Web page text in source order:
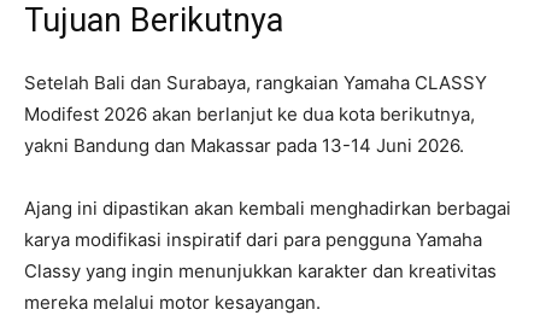
Tujuan Berikutnya
Setelah Bali dan Surabaya, rangkaian Yamaha CLASSY
Modifest 2026 akan berlanjut ke dua kota berikutnya,
yakni Bandung dan Makassar pada 13-14 Juni 2026.
Ajang ini dipastikan akan kembali menghadirkan berbagai
karya modifikasi inspiratif dari para pengguna Yamaha
Classy yang ingin menunjukkan karakter dan kreativitas
mereka melalui motor kesayangan.